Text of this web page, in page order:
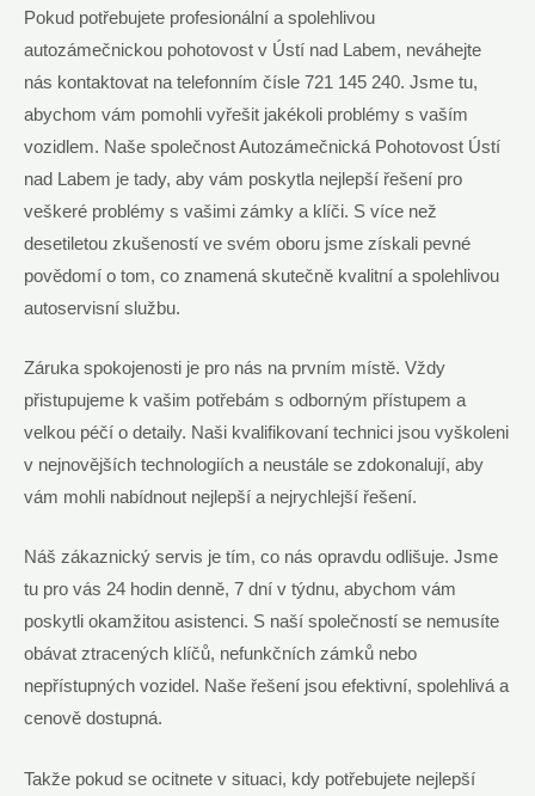
Pokud potřebujete profesionální a spolehlivou
autozámečnickou pohotovost v Ústí nad Labem, neváhejte
nás kontaktovat na telefonním čísle 721 145 240. Jsme tu,
abychom vám pomohli vyřešit jakékoli problémy s vaším
vozidlem. Naše společnost Autozámečnická Pohotovost Ústí
nad Labem je tady, aby vám poskytla nejlepší řešení pro
veškeré problémy s vašimi zámky a klíči. S více než
desetiletou zkušeností ve svém oboru jsme získali pevné
povědomí o tom, co znamená skutečně kvalitní a spolehlivou
autoservisní službu.
Záruka spokojenosti je pro nás na prvním místě. Vždy
přistupujeme k vašim potřebám s odborným přístupem a
velkou péčí o detaily. Naši kvalifikovaní technici jsou vyškoleni
v nejnovějších technologiích a neustále se zdokonalují, aby
vám mohli nabídnout nejlepší a nejrychlejší řešení.
Náš zákaznický servis je tím, co nás opravdu odlišuje. Jsme
tu pro vás 24 hodin denně, 7 dní v týdnu, abychom vám
poskytli okamžitou asistenci. S naší společností se nemusíte
obávat ztracených klíčů, nefunkčních zámků nebo
nepřístupných vozidel. Naše řešení jsou efektivní, spolehlivá a
cenově dostupná.
Takže pokud se ocitnete v situaci, kdy potřebujete nejlepší